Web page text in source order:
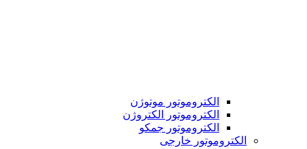
الکتروموتور موتوژن
الکتروموتور الکتروژن
الکتروموتور جمکو
الکتروموتور خارجی